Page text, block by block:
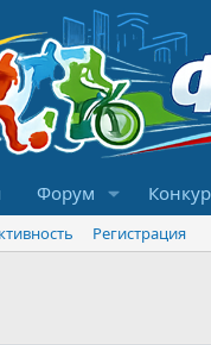
Форум
Регистрация